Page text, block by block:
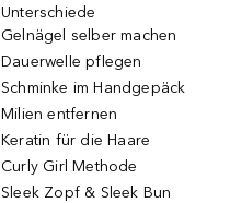
Unterschiede
Gelnägel selber machen
Dauerwelle pflegen
Schminke im Handgepäck
Milien entfernen
Keratin für die Haare
Curly Girl Methode
Sleek Zopf & Sleek Bun